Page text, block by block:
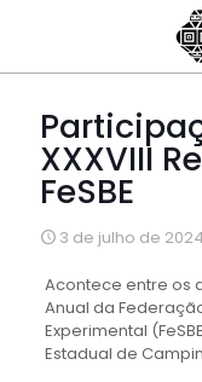
XXXVIII
FeSBE
3 de julho de 2024
Acontece entre os
Anual da
Experimental
Estadual de